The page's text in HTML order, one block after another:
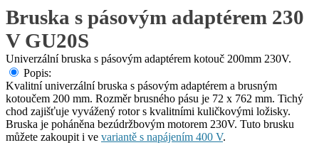
Bruska s pásovým adaptérem 230
V GU20S
Univerzální bruska s pásovým adaptérem kotouč 200mm 230V.
Popis:
Kvalitní univerzální bruska s pásovým adaptérem a brusným
kotoučem 200 mm. Rozměr brusného pásu je 72 x 762 mm. Tichý
chod zajišťuje vyvážený rotor s kvalitními kuličkovými ložisky.
Bruska je poháněna bezúdržbovým motorem 230V. Tuto brusku
můžete zakoupit i ve variantě s napájením 400 V.